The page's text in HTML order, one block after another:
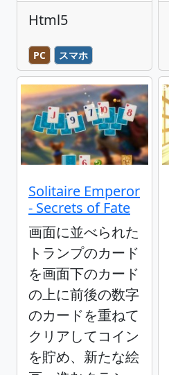
Html5
PC スマホ
Solitaire Emperor
- Secrets of Fate
画面に並べられた
トランプのカード
を画面下のカード
の上に前後の数字
のカードを重ねて
クリアしてコイン
を貯め、新たな絵